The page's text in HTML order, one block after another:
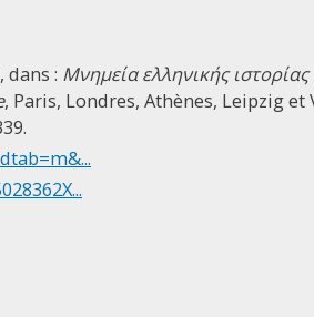
dans : Μνημεία ελληνικής
, Paris, Londres, Athènes, Leipzig et